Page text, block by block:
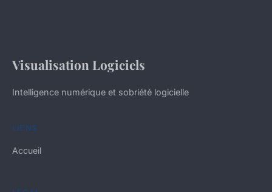
Visualisation Logiciels
Intelligence numérique et sobriété logicielle
LIENS
Accueil